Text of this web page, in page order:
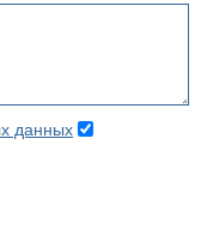
данных